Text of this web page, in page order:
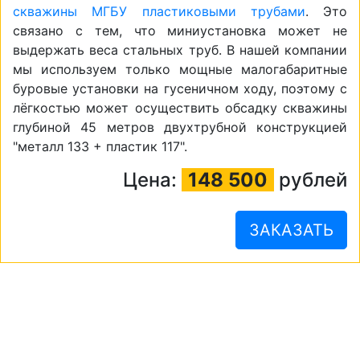
скважины МГБУ пластиковыми трубами. Это
связано с тем, что миниустановка может не
выдержать веса стальных труб. В нашей компании
мы используем только мощные малогабаритные
буровые установки на гусеничном ходу, поэтому с
лёгкостью может осуществить обсадку скважины
глубиной 45 метров двухтрубной конструкцией
"металл 133 + пластик 117".
Цена: 148 500 рублей
ЗАКАЗАТЬ